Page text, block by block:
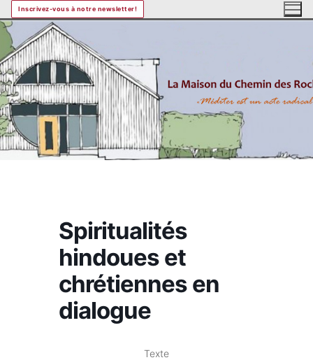
Aller
au
contenu
Inscrivez-vous à notre newsletter!
Spiritualités
hindoues et
chrétiennes en
dialogue
Texte